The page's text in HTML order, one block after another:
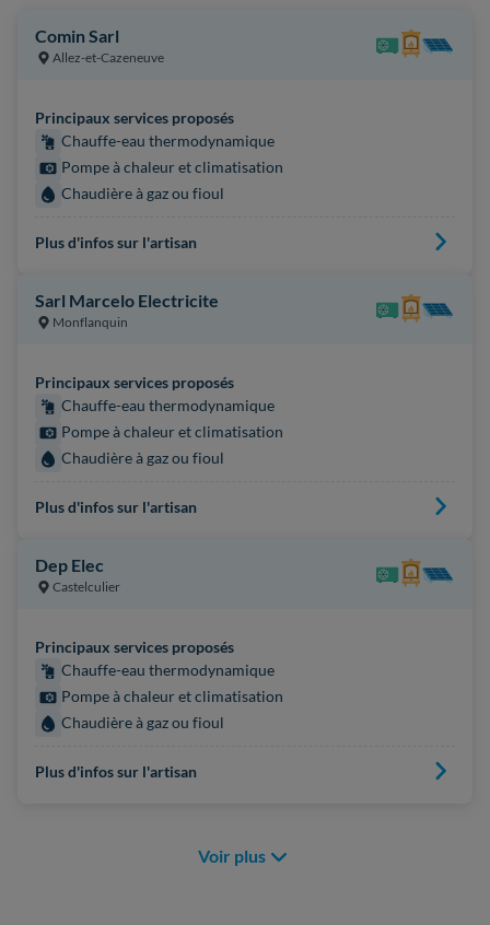
Comin Sarl
Allez-et-Cazeneuve
Principaux services proposés
Chauffe-eau thermodynamique
Pompe à chaleur et climatisation
Chaudière à gaz ou fioul
Plus d'infos sur l'artisan
Sarl Marcelo Electricite
Monflanquin
Principaux services proposés
Chauffe-eau thermodynamique
Pompe à chaleur et climatisation
Chaudière à gaz ou fioul
Plus d'infos sur l'artisan
Dep Elec
Castelculier
Principaux services proposés
Chauffe-eau thermodynamique
Pompe à chaleur et climatisation
Chaudière à gaz ou fioul
Plus d'infos sur l'artisan
Voir plus